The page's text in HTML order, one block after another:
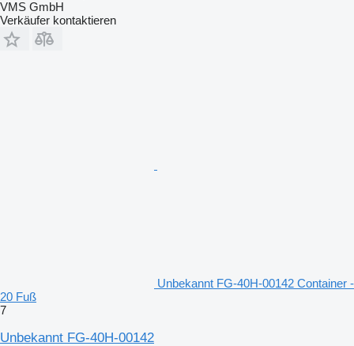
VMS GmbH
Verkäufer kontaktieren
Unbekannt FG-40H-00142 Container -
20 Fuß
7
Unbekannt FG-40H-00142